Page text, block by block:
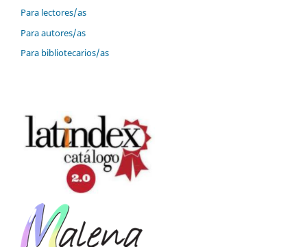
Para lectores/as
Para autores/as
Para bibliotecarios/as